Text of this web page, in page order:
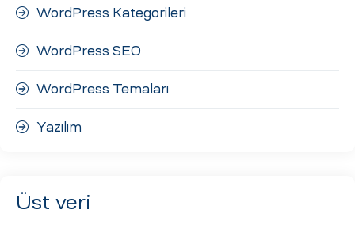
WordPress Kategorileri
WordPress SEO
WordPress Temaları
Yazılım
Üst veri